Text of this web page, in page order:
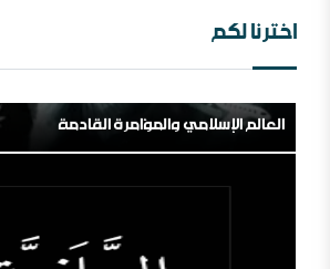
اخترنا لكم
العالم الإسلامي والمؤامرة القادمة